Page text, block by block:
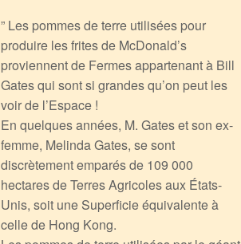
” Les pommes de terre utilisées pour
produire les frites de McDonald’s
proviennent de Fermes appartenant à Bill
Gates qui sont si grandes qu’on peut les
voir de l’Espace !
En quelques années, M. Gates et son ex-
femme, Melinda Gates, se sont
discrètement emparés de 109 000
hectares de Terres Agricoles aux États-
Unis, soit une Superficie équivalente à
celle de Hong Kong.